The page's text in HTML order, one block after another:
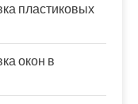
пластиковых
окон в